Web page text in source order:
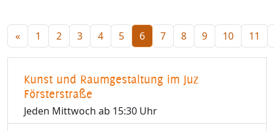
« 1 2 3 4 5 6 7 8 9 10 11
Kunst und Raumgestaltung im Juz
Försterstraße
Jeden Mittwoch ab 15:30 Uhr